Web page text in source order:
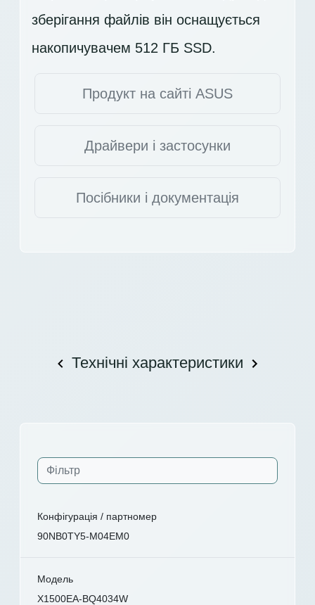
зберігання файлів він оснащується
накопичувачем 512 ГБ SSD.
Продукт на сайті ASUS
Драйвери і застосунки
Посібники і документація
Технічні характеристики
Конфігурація / партномер
90NB0TY5-M04EM0
Модель
X1500EA-BQ4034W